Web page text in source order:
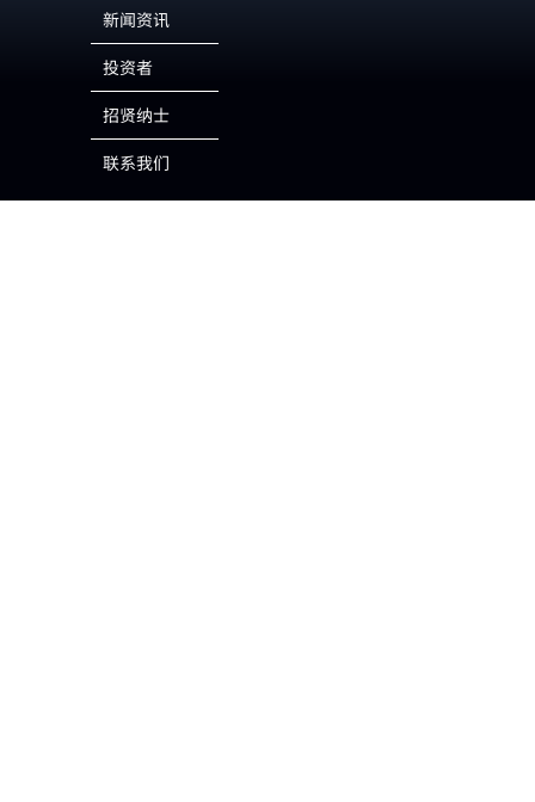
新闻资讯
投资者
招贤纳士
联系我们